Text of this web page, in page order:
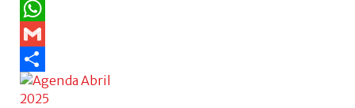
Facebook
WhatsApp
Gmail
Share